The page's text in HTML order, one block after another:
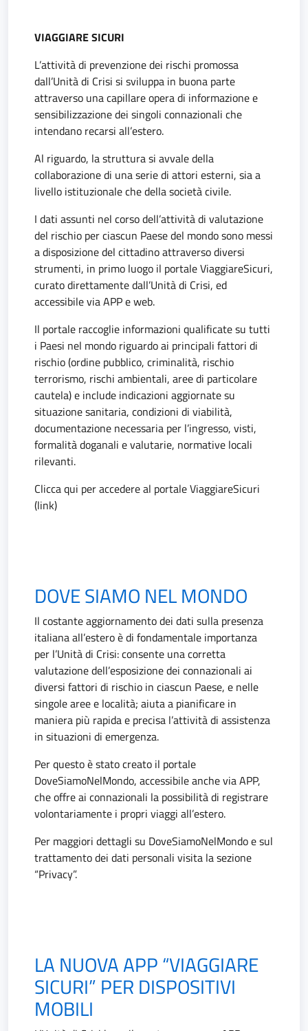
VIAGGIARE SICURI
L’attività di prevenzione dei rischi promossa
dall’Unità di Crisi si sviluppa in buona parte
attraverso una capillare opera di informazione e
sensibilizzazione dei singoli connazionali che
intendano recarsi all’estero.
Al riguardo, la struttura si avvale della
collaborazione di una serie di attori esterni, sia a
livello istituzionale che della società civile.
I dati assunti nel corso dell’attività di valutazione
del rischio per ciascun Paese del mondo sono messi
a disposizione del cittadino attraverso diversi
strumenti, in primo luogo il portale ViaggiareSicuri,
curato direttamente dall’Unità di Crisi, ed
accessibile via APP e web.
Il portale raccoglie informazioni qualificate su tutti
i Paesi nel mondo riguardo ai principali fattori di
rischio (ordine pubblico, criminalità, rischio
terrorismo, rischi ambientali, aree di particolare
cautela) e include indicazioni aggiornate su
situazione sanitaria, condizioni di viabilità,
documentazione necessaria per l’ingresso, visti,
formalità doganali e valutarie, normative locali
rilevanti.
Clicca qui per accedere al portale ViaggiareSicuri
(link)
DOVE SIAMO NEL MONDO
Il costante aggiornamento dei dati sulla presenza
italiana all’estero è di fondamentale importanza
per l’Unità di Crisi: consente una corretta
valutazione dell’esposizione dei connazionali ai
diversi fattori di rischio in ciascun Paese, e nelle
singole aree e località; aiuta a pianificare in
maniera più rapida e precisa l’attività di assistenza
in situazioni di emergenza.
Per questo è stato creato il portale
DoveSiamoNelMondo, accessibile anche via APP,
che offre ai connazionali la possibilità di registrare
volontariamente i propri viaggi all’estero.
Per maggiori dettagli su DoveSiamoNelMondo e sul
trattamento dei dati personali visita la sezione
“Privacy”.
LA NUOVA APP “VIAGGIARE
SICURI” PER DISPOSITIVI
MOBILI